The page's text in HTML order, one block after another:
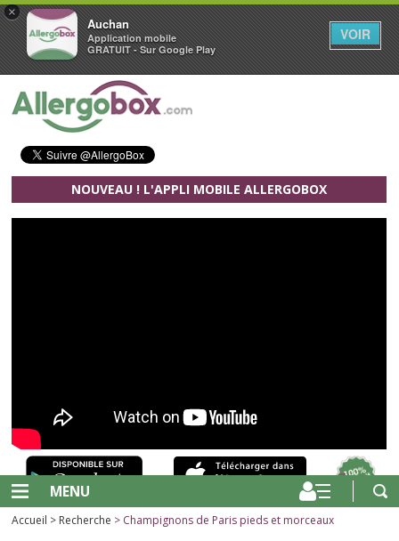
×
Auchan
Application mobile
GRATUIT - Sur Google Play
VOIR
Aller au contenu principal
NOUVEAU ! L'APPLI MOBILE ALLERGOBOX
MENU
Accueil > Recherche > Champignons de Paris pieds et morceaux